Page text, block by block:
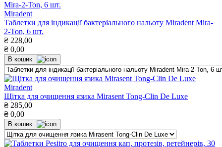
Miradent
Таблетки для індикації бактеріального нальоту Miradent Mira-
2-Ton, 6 шт.
₴ 228,00
₴ 0,00
В кошик
Miradent
Щітка для очищення язика Mirasent Tong-Clin De Luxe
₴ 285,00
₴ 0,00
В кошик